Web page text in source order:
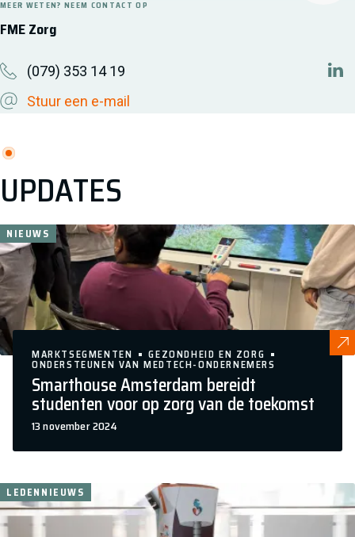
MEER WETEN? NEEM CONTACT OP
FME Zorg
(079) 353 14 19
Stuur een e-mail
UPDATES
Smarthouse Amsterdam bereidt
studenten voor op zorg van de toekomst
13 november 2024
MARKTSEGMENTEN GEZONDHEID EN ZORG
ONDERSTEUNEN VAN MEDTECH-ONDERNEMERS
NIEUWS
LEDENNIEUWS